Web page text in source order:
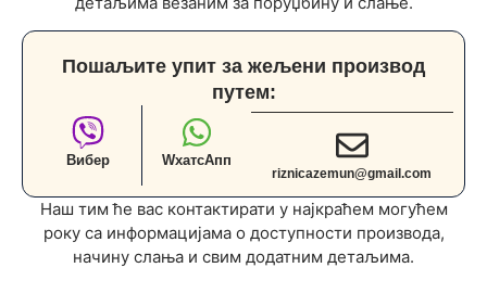
Пошаљите упит за жељени производ
путем:
Вибер WхатсАпп
riznicazemun@gmail.com
Наш тим ће вас контактирати у најкраћем могућем
року са информацијама о доступности производа,
начину слања и свим додатним детаљима.